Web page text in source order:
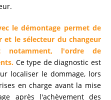
le démontage permet de
le sélecteur du changeur
l'ordre de
Ce type de diagnostic est
localiser le dommage, lors
en charge avant la mise
après l'achèvement des